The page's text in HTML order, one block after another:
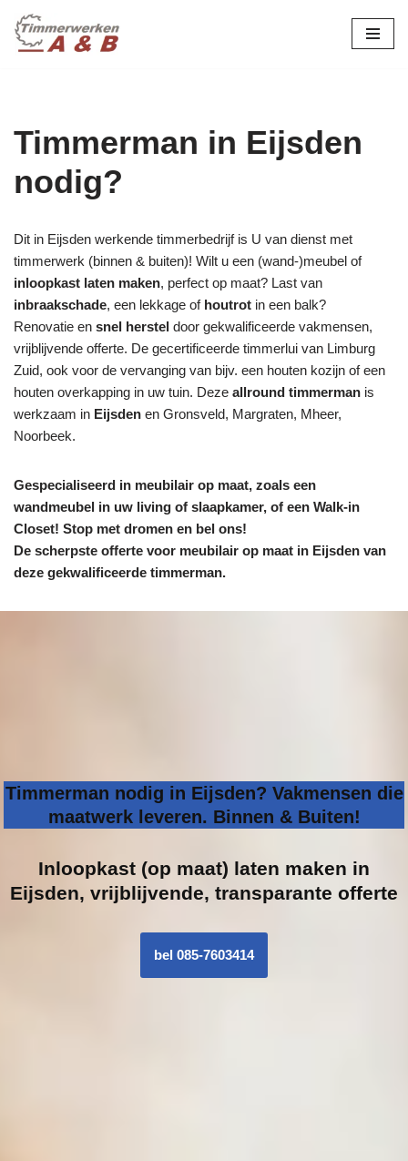
Ga
Timmerman in Eijsden
nodig?
Dit in Eijsden werkende timmerbedrijf is U van dienst met
timmerwerk (binnen & buiten)! Wilt u een (wand-)meubel of
inloopkast laten maken, perfect op maat? Last van
inbraakschade, een lekkage of houtrot in een balk?
Renovatie en snel herstel door gekwalificeerde vakmensen,
vrijblijvende offerte. De gecertificeerde timmerlui van Limburg
Zuid, ook voor de vervanging van bijv. een houten kozijn of een
houten overkapping in uw tuin. Deze allround timmerman is
werkzaam in Eijsden en Gronsveld, Margraten, Mheer,
Noorbeek.
Gespecialiseerd in meubilair op maat, zoals een
wandmeubel in uw living of slaapkamer, of een Walk-in
Closet! Stop met dromen en bel ons!
De scherpste offerte voor meubilair op maat in Eijsden van
deze gekwalificeerde timmerman.
Timmerman nodig in Eijsden? Vakmensen die
maatwerk leveren. Binnen & Buiten!
Inloopkast (op maat) laten maken in
Eijsden, vrijblijvende, transparante offerte
bel 085-7603414